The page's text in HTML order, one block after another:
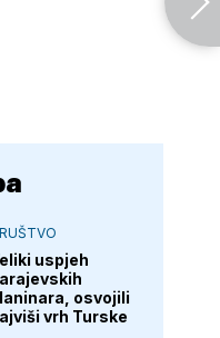
uspjeh
osvojili
vrh Turske